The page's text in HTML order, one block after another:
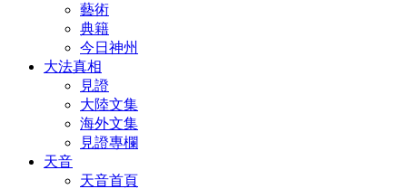
藝術
典籍
今日神州
大法真相
見證
大陸文集
海外文集
見證專欄
天音
天音首頁